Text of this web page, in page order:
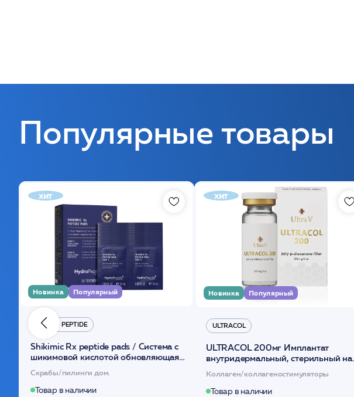
Популярные товары
хит
Новинка Популярный
HYDRO PEPTIDE
Shikimic Rx peptide pads / Cистема с
шикимовой кислотой обновляющая
(30шт) /HP
Скрабы/пилинги дом.
Товар в наличии
хит
Новинка Популярный
ULTRACOL
ULTRACOL 200мг Имплантат
внутридермальный, стерильный на
основе полидиоксанона /ULTRACOL
Коллаген/коллагеностимуляторы
Товар в наличии